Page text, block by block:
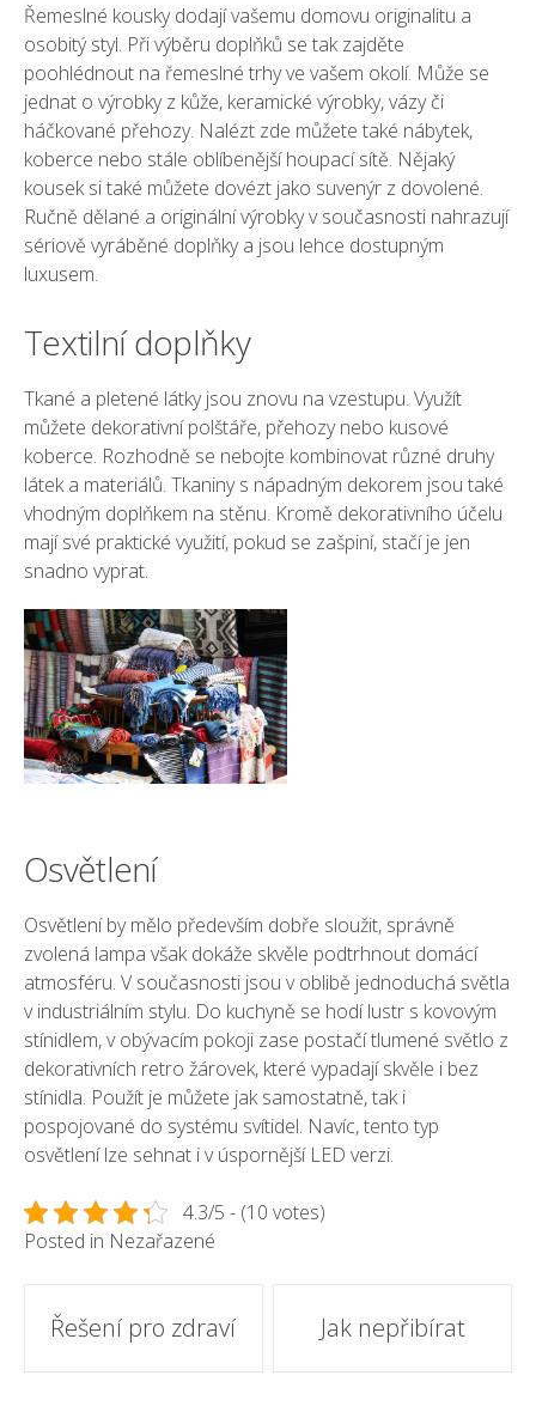
Řemeslné kousky dodají vašemu domovu originalitu a
osobitý styl. Při výběru doplňků se tak zajděte
poohlédnout na řemeslné trhy ve vašem okolí. Může se
jednat o výrobky z kůže, keramické výrobky, vázy či
háčkované přehozy. Nalézt zde můžete také nábytek,
koberce nebo stále oblíbenější houpací sítě. Nějaký
kousek si také můžete dovézt jako suvenýr z dovolené.
Ručně dělané a originální výrobky v současnosti nahrazují
sériově vyráběné doplňky a jsou lehce dostupným
luxusem.
Textilní doplňky
Tkané a pletené látky jsou znovu na vzestupu. Využít
můžete dekorativní polštáře, přehozy nebo kusové
koberce. Rozhodně se nebojte kombinovat různé druhy
látek a materiálů. Tkaniny s nápadným dekorem jsou také
vhodným doplňkem na stěnu. Kromě dekorativního účelu
mají své praktické využití, pokud se zašpiní, stačí je jen
snadno vyprat.
Osvětlení
Osvětlení by mělo především dobře sloužit, správně
zvolená lampa však dokáže skvěle podtrhnout domácí
atmosféru. V současnosti jsou v oblibě jednoduchá světla
v industriálním stylu. Do kuchyně se hodí lustr s kovovým
stínidlem, v obývacím pokoji zase postačí tlumené světlo z
dekorativních retro žárovek, které vypadají skvěle i bez
stínidla. Použít je můžete jak samostatně, tak i
pospojované do systému svítidel. Navíc, tento typ
osvětlení lze sehnat i v úspornější LED verzi.
4.3/5 - (10 votes)
Posted in Nezařazené
Post
navigation
Řešení pro zdraví Jak nepřibírat